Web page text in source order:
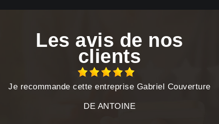
Les avis de nos
clients
Je recommande cette entreprise Gabriel Couverture
DE ANTOINE